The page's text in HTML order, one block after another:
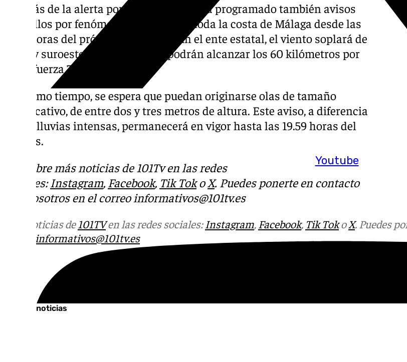
Youtube
Además de la alerta por lluvias, Aemet ha programado también avisos
amarillos por fenómenos costeros en toda la costa de Málaga desde las
11.59 horas del próximo jueves. Según el ente estatal, el viento soplará de
oeste y suroeste, con rachas que podrán alcanzar los 60 kilómetros por
hora (fuerza 7).
Al mismo tiempo, se espera que puedan originarse olas de tamaño
significativo, de entre dos y tres metros de altura. Este aviso, a diferencia
del de lluvias intensas, permanecerá en vigor hasta las 19.59 horas del
viernes.
Descubre más noticias de 101Tv en las redes
sociales:Instagram, Facebook, Tik TokoX. Puedes ponerte en contacto
con nosotros en el correo informativos@101tv.es
Más noticias de101TVen las redes sociales:Instagram, Facebook, Tik TokoX. Puedes
informativos@101tv.es
Últimas noticias